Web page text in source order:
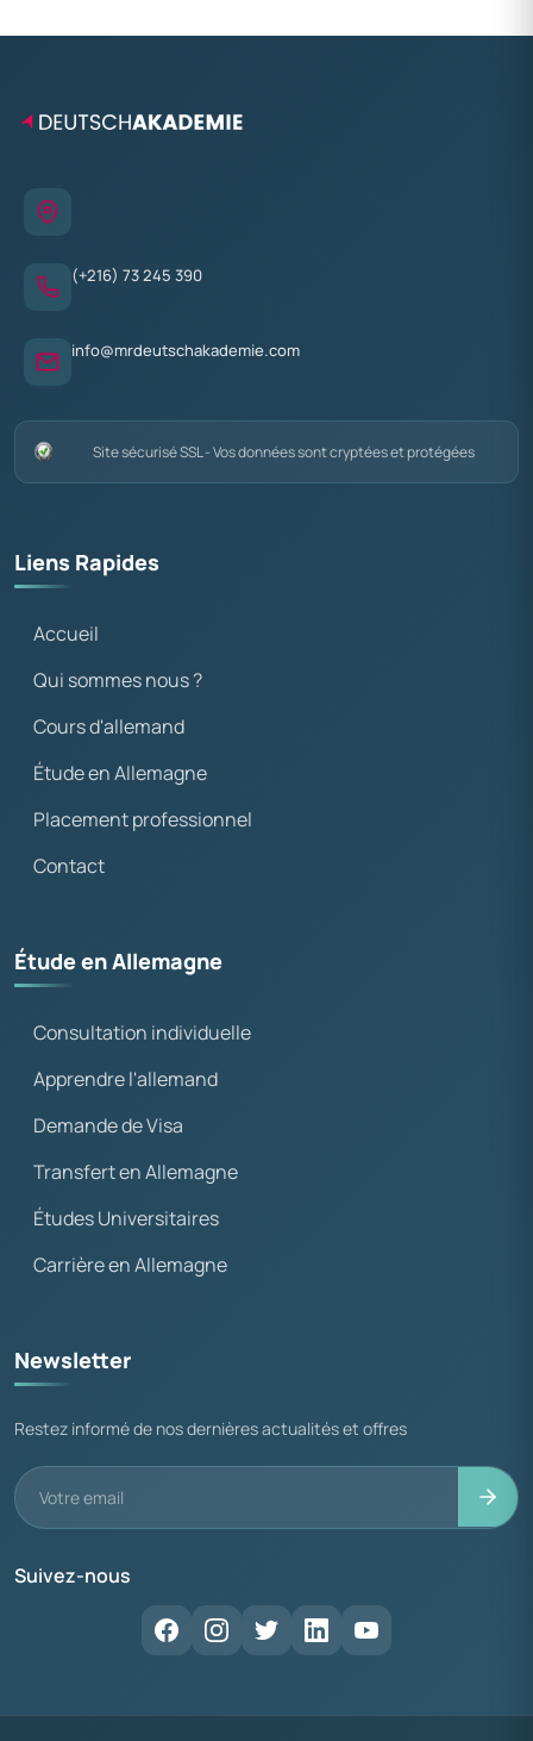
(+216) 73 245 390
info@mrdeutschakademie.com
Site sécurisé SSL - Vos données sont cryptées et protégées
Liens Rapides
Accueil
Qui sommes nous ?
Cours d'allemand
Étude en Allemagne
Placement professionnel
Contact
Étude en Allemagne
Consultation individuelle
Apprendre l'allemand
Demande de Visa
Transfert en Allemagne
Études Universitaires
Carrière en Allemagne
Newsletter
Restez informé de nos dernières actualités et offres
Suivez-nous